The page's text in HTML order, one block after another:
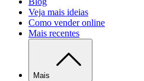
Veja mais ideias
Como vender online
Mais recentes
Mais